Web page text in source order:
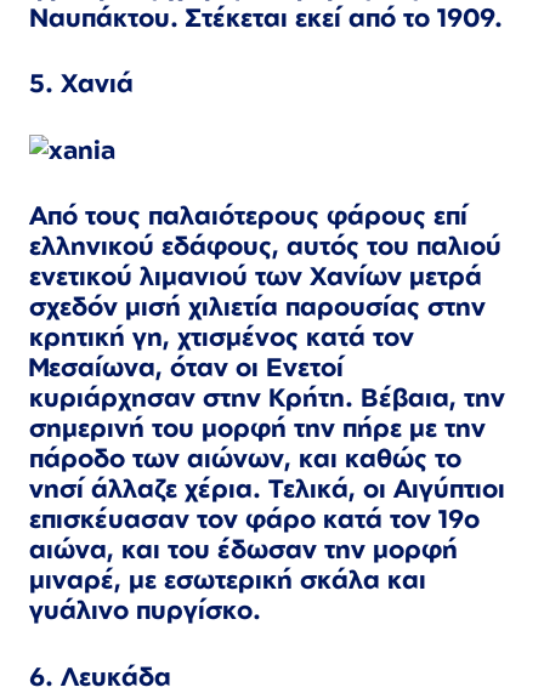
Ναυπάκτου. Στέκεται εκεί από το 1909.
5. Χανιά
Από τους παλαιότερους φάρους επί
ελληνικού εδάφους, αυτός του παλιού
ενετικού λιμανιού των Χανίων μετρά
σχεδόν μισή χιλιετία παρουσίας στην
κρητική γη, χτισμένος κατά τον
Μεσαίωνα, όταν οι Ενετοί
κυριάρχησαν στην Κρήτη. Βέβαια, την
σημερινή του μορφή την πήρε με την
πάροδο των αιώνων, και καθώς το
νησί άλλαζε χέρια. Τελικά, οι Αιγύπτιοι
επισκέυασαν τον φάρο κατά τον 19ο
αιώνα, και του έδωσαν την μορφή
μιναρέ, με εσωτερική σκάλα και
γυάλινο πυργίσκο.
6. Λευκάδα